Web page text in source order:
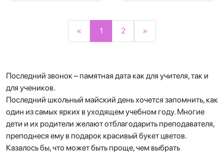
« 1 2 »
Последний звонок – памятная дата как для учителя, так и
для учеников.
Последний школьный майский день хочется запомнить, как
один из самых ярких в уходящем учебном году. Многие
дети и их родители желают отблагодарить преподавателя,
преподнеся ему в подарок красивый букет цветов.
Казалось бы, что может быть проще, чем выбрать